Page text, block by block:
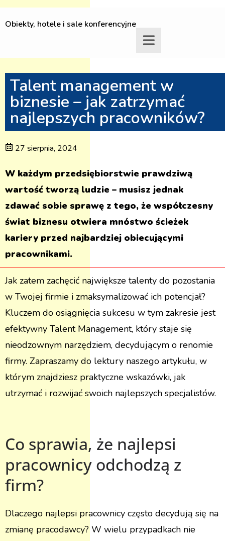
Obiekty, hotele i sale konferencyjne
Talent management w
biznesie – jak zatrzymać
najlepszych pracowników?
27 sierpnia, 2024
W każdym przedsiębiorstwie prawdziwą
wartość tworzą ludzie – musisz jednak
zdawać sobie sprawę z tego, że współczesny
świat biznesu otwiera mnóstwo ścieżek
kariery przed najbardziej obiecującymi
pracownikami.
Jak zatem zachęcić największe talenty do pozostania
w Twojej firmie i zmaksymalizować ich potencjał?
Kluczem do osiągnięcia sukcesu w tym zakresie jest
efektywny Talent Management, który staje się
nieodzownym narzędziem, decydującym o renomie
firmy. Zapraszamy do lektury naszego artykułu, w
którym znajdziesz praktyczne wskazówki, jak
utrzymać i rozwijać swoich najlepszych specjalistów.
Co sprawia, że najlepsi
pracownicy odchodzą z
firm?
Dlaczego najlepsi pracownicy często decydują się na
zmianę pracodawcy? W wielu przypadkach nie